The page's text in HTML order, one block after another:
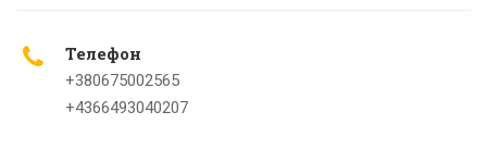
Телефон
+380675002565
+4366493040207